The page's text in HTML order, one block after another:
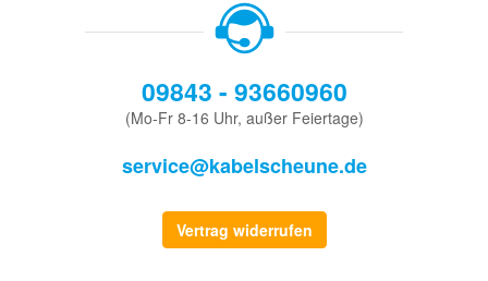
09843 - 93660960
(Mo-Fr 8-16 Uhr, außer Feiertage)
service@kabelscheune.de
Vertrag widerrufen